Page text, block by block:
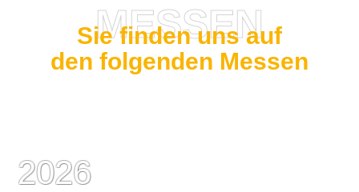
MESSEN
Sie finden uns auf
den folgenden Messen
2026